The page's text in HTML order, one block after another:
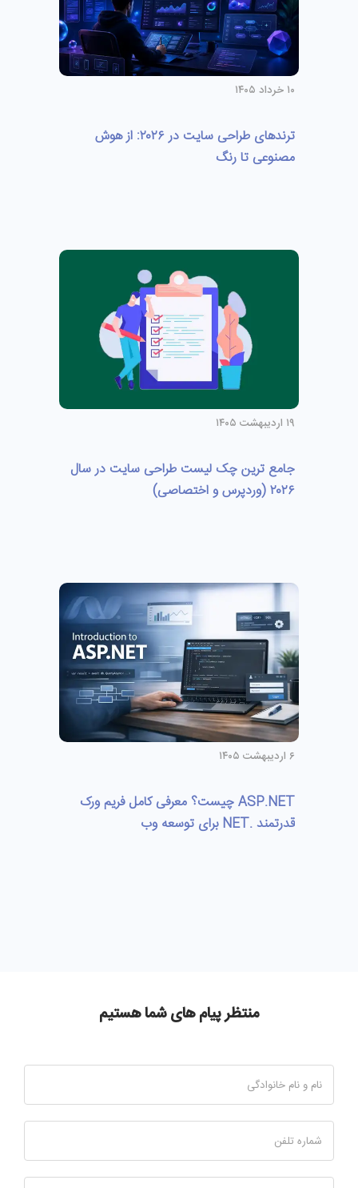
۱۰ خرداد ۱۴۰۵
ترندهای طراحی سایت در ۲۰۲۶: از هوش
مصنوعی تا رنگ
۱۹ اردیبهشت ۱۴۰۵
جامع ترین چک لیست طراحی سایت در سال
۲۰۲۶ (وردپرس و اختصاصی)
۶ اردیبهشت ۱۴۰۵
ASP.NET چیست؟ معرفی کامل فریم‌ ورک
قدرتمند .NET برای توسعه وب
منتظر پیام های شما هستیم
نام و نام خانوادگی
شماره تلفن